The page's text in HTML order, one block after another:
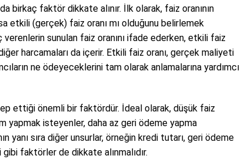
birkaç faktör dikkate alınır. İlk olarak, faiz oranının
etkili (gerçek) faiz oranı mı olduğunu belirlemek
verenlerin sunulan faiz oranını ifade ederken, etkili faiz
harcamaları da içerir. Etkili faiz oranı, gerçek maliyeti
ne ödeyeceklerini tam olarak anlamalarına yardımcı
ettiği önemli bir faktördür. İdeal olarak, düşük faiz
yapmak isteyenler, daha az geri ödeme yapma
yanı sıra diğer unsurlar, örneğin kredi tutarı, geri ödeme
faktörler de dikkate alınmalıdır.